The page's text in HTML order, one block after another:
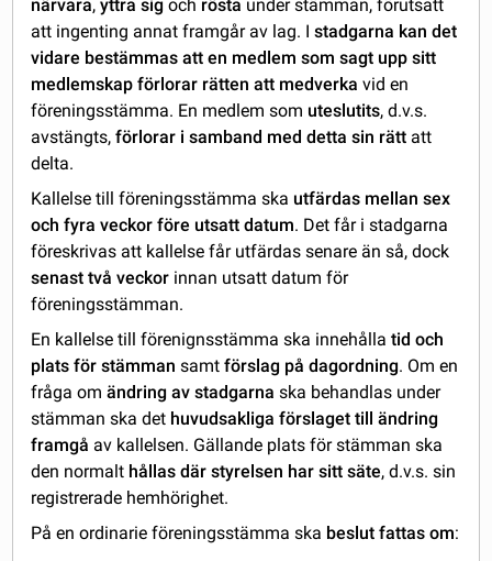
närvara,yttra sig och rösta under stämman, förutsatt
att ingenting annat framgår av lag. Istadgarna kan det
vidare bestämmas att en medlem som sagt upp sitt
medlemskap förlorar rätten att medverka vid en
föreningsstämma. En medlem som uteslutits, d.v.s.
avstängts,förlorar i samband med detta sin rätt att
delta.
Kallelse till föreningsstämma ska utfärdas mellan sex
och fyra veckor före utsatt datum. Det får i stadgarna
föreskrivas att kallelse får utfärdas senare än så, dock
senast två veckor innan utsatt datum för
föreningsstämman.
En kallelse till förenignsstämma ska innehållatid och
plats för stämmansamtförslag på dagordning. Om en
fråga omändring av stadgarna ska behandlas under
stämman ska det huvudsakliga förslaget till ändring
framgå av kallelsen. Gällande plats för stämman ska
den normalt hållas där styrelsen har sitt säte, d.v.s. sin
registrerade hemhörighet.
På en ordinarie föreningsstämma ska beslut fattas om: